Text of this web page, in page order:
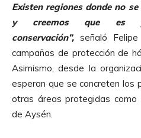
Existen regiones donde no
y creemos que es
conservación”,señaló
campañas de protección de
Asimismo, desde la
esperan que se concreten los
otras áreas protegidas
de Aysén.